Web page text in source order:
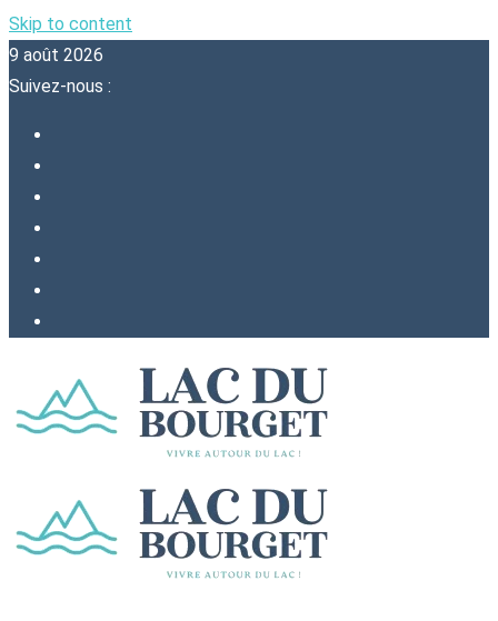
Skip to content
9 août 2026
Suivez-nous :